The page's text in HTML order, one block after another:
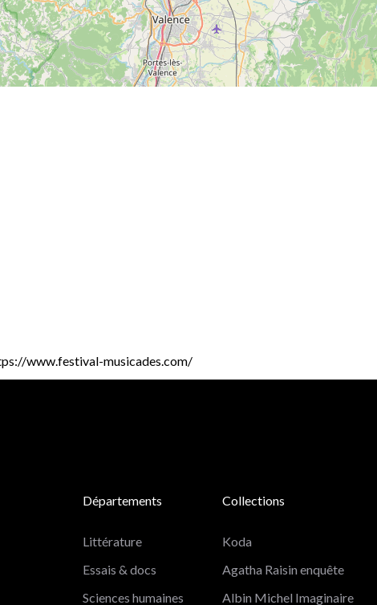
www.festival-musicades.com/
Départements
Littérature
Essais & docs
Sciences humaines
Collections
Koda
Agatha Raisin enquête
Albin Michel Imaginaire